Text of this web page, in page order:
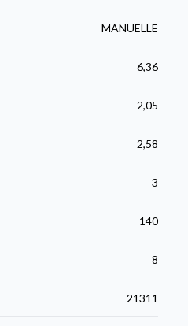
MANUELLE
6,36
2,05
2,58
3
140
8
21311